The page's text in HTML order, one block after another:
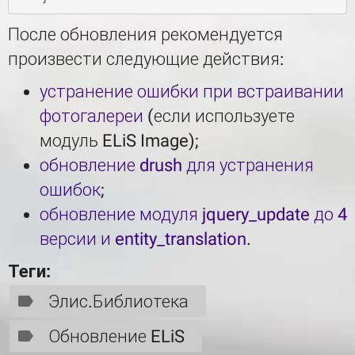
После обновления рекомендуется
произвести следующие действия:
устранение ошибки при встраивании
фотогалереи (если используете
модуль ELiS Image);
обновление drush для устранения
ошибок;
обновление модуля jquery_update до 4
версии и entity_translation.
Теги:
Элис.Библиотека
Обновление ELiS